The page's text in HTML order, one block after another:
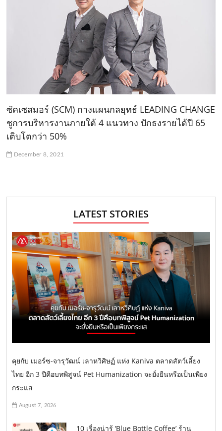
ซัคเซสมอร์ (SCM) กางแผนกลยุทธ์ LEADING CHANGE
ชูการบริหารงานภายใต้ 4 แนวทาง ปักธงรายได้ปี 65
เติบโตกว่า 50%
December 8, 2021
LATEST STORIES
คุยกับ เมอร์ซ-จารุวัฒน์ เลาหวิศิษฏ์ แห่ง Kaniva ตลาดสัตว์เลี้ยง
ไทย อีก 3 ปีคือบทพิสูจน์ Pet Humanization จะยั่งยืนหรือเป็นเพียง
กระแส
August 7, 2026
10 เรื่องน่ารู้ ‘Blue Bottle Coffee’ ร้าน